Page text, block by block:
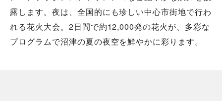
露します。夜は、全国的にも珍しい中心市街地で行わ
れる花火大会。2日間で約12,000発の花火が、多彩な
プログラムで沼津の夏の夜空を鮮やかに彩ります。